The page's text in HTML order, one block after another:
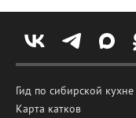
Гид по сибирской кухне
Карта катков